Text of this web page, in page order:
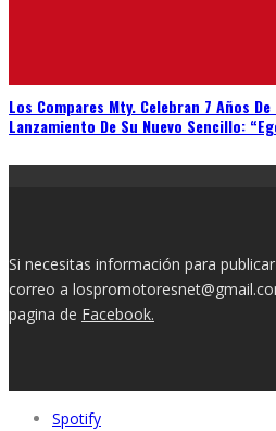
Los Compares Mty. Celebran 7 Años
Lanzamiento De Su Nuevo Sencillo:
Si necesitas información para
correo a
pagina de Facebook.
Spotify